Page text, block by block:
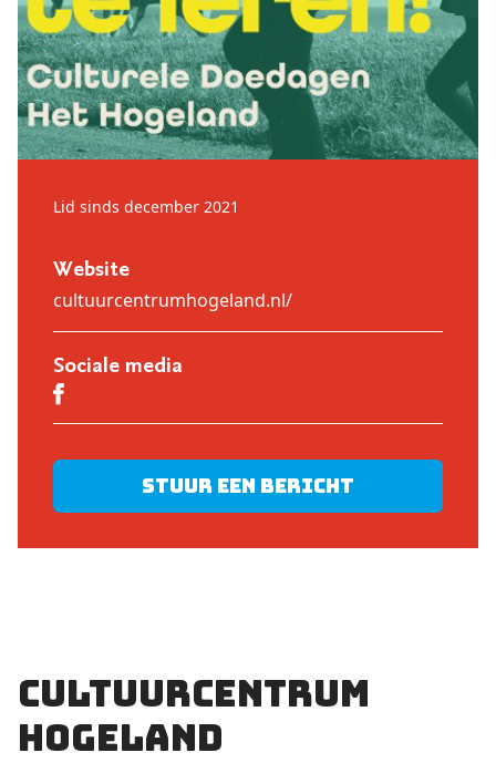
Lid sinds december 2021
Website
cultuurcentrumhogeland.nl/
Sociale media
Stuur een bericht
Cultuurcentrum
Hogeland